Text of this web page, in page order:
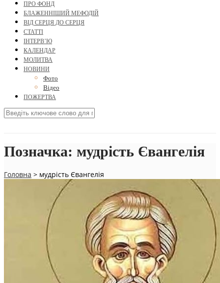
ПРО ФОНД
БЛАЖЕННІШИЙ МЕФОДІЙ
ВІД СЕРЦЯ ДО СЕРЦЯ
СТАТТІ
ІНТЕРВ’Ю
КАЛЕНДАР
МОЛИТВА
НОВИНИ
Фото
Відео
ПОЖЕРТВА
Позначка: мудрість Євангелія
Головна > мудрість Євангелія